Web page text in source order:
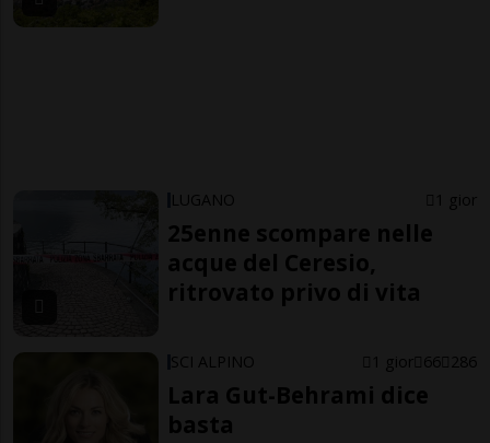
LUGANO 1 gior
25enne scompare nelle
acque del Ceresio,
ritrovato privo di vita
SCI ALPINO 1 gior 66 286
Lara Gut-Behrami dice
basta